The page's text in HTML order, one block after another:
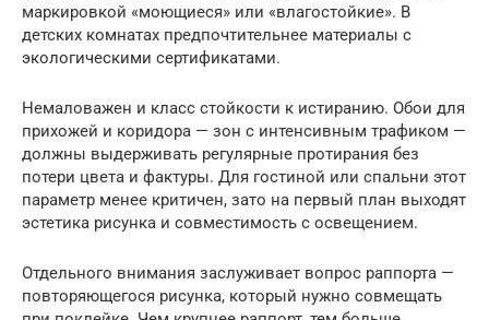
маркировкой «моющиеся» или «влагостойкие». В
детских комнатах предпочтительнее материалы с
экологическими сертификатами.
Немаловажен и класс стойкости к истиранию. Обои для
прихожей и коридора — зон с интенсивным трафиком —
должны выдерживать регулярные протирания без
потери цвета и фактуры. Для гостиной или спальни этот
параметр менее критичен, зато на первый план выходят
эстетика рисунка и совместимость с освещением.
Отдельного внимания заслуживает вопрос раппорта —
повторяющегося рисунка, который нужно совмещать